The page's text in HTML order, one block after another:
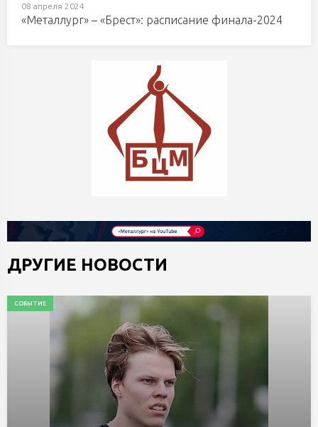
08 апреля 2024
«Металлург» – «Брест»: расписание финала-2024
ДРУГИЕ НОВОСТИ
СОБЫТИЕ